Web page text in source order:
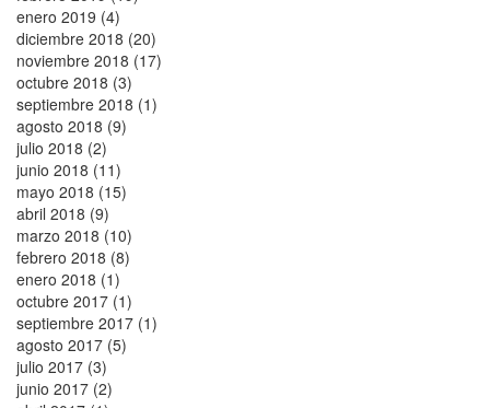
enero 2019 (4)
diciembre 2018 (20)
noviembre 2018 (17)
octubre 2018 (3)
septiembre 2018 (1)
agosto 2018 (9)
julio 2018 (2)
junio 2018 (11)
mayo 2018 (15)
abril 2018 (9)
marzo 2018 (10)
febrero 2018 (8)
enero 2018 (1)
octubre 2017 (1)
septiembre 2017 (1)
agosto 2017 (5)
julio 2017 (3)
junio 2017 (2)